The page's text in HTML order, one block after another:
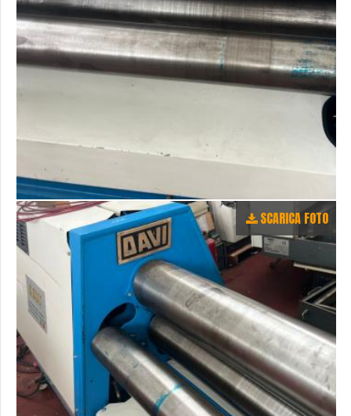
SCARICA FOTO